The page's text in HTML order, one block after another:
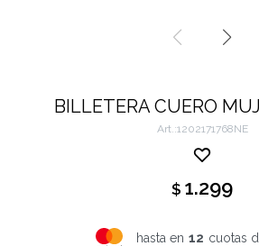
BILLETERA CUERO
1202171768NE
$ 1.299
hasta en 12 cuotas